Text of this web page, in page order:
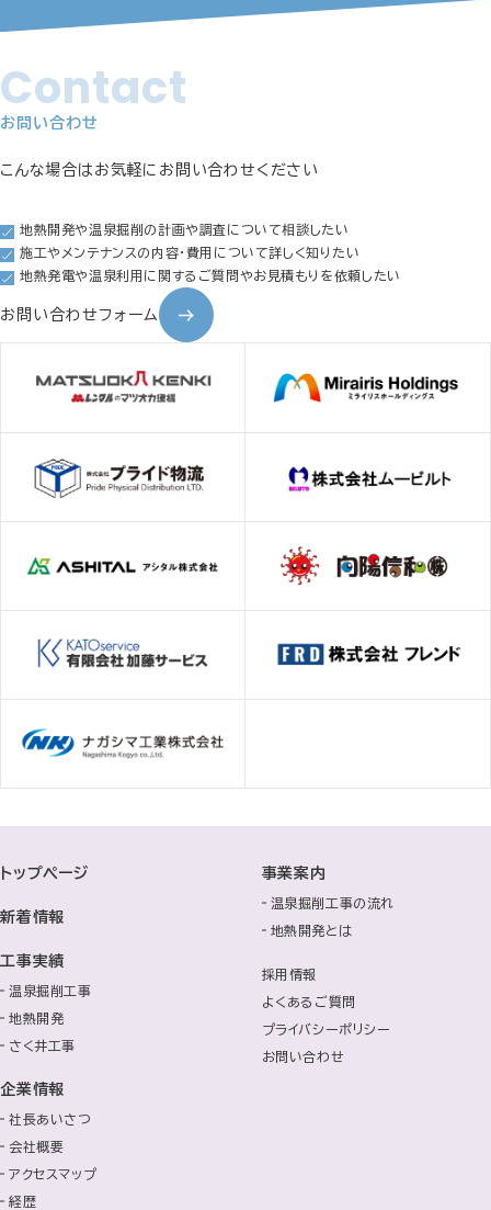
Contact
お問い合わせ
こんな場合はお気軽にお問い合わせください
地熱開発や温泉掘削の計画や調査について相談したい
施工やメンテナンスの内容・費用について詳しく知りたい
地熱発電や温泉利用に関するご質問やお見積もりを依頼したい
お問い合わせフォーム
トップページ
新着情報
工事実績
温泉掘削工事
地熱開発
さく井工事
企業情報
社長あいさつ
会社概要
アクセスマップ
経歴
事業案内
温泉掘削工事の流れ
地熱開発とは
採用情報
よくあるご質問
プライバシーポリシー
お問い合わせ